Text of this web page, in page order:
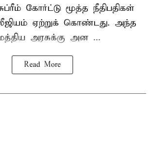
கோர்ட்டு மூத்த நீதிபதிகள்
ஏற்றுக் கொண்டது. அந்த
அரசுக்கு அன ...
Read More